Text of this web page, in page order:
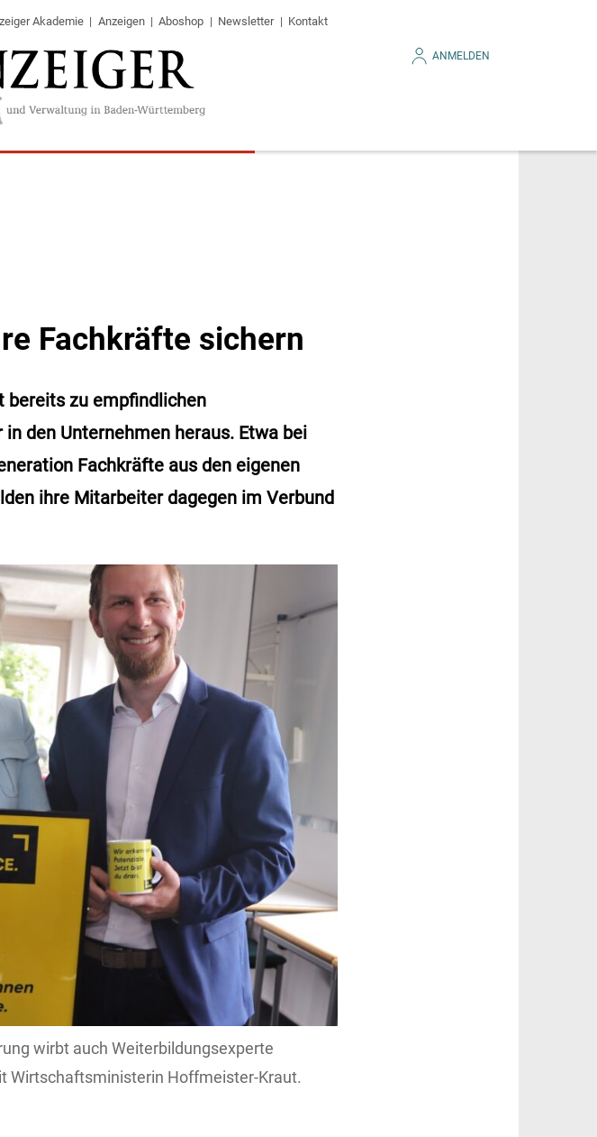
Akademie Anzeigen Aboshop Newsletter Kontakt
ANMELDEN
Fachkräfte sichern
bereits zu empfindlichen
den Unternehmen heraus. Etwa bei
Fachkräfte aus den eigenen
ihre Mitarbeiter dagegen im Verbund
wirbt auch Weiterbildungsexperte
Wirtschaftsministerin Hoffmeister-Kraut.